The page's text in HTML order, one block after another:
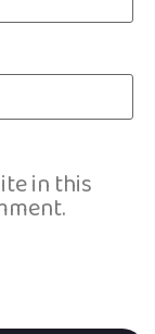
in this